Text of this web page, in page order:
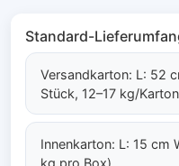
Standard-
Versandkarton: L: 52
Stück, 12–17 kg/
Innenkarton: L: 15 cm